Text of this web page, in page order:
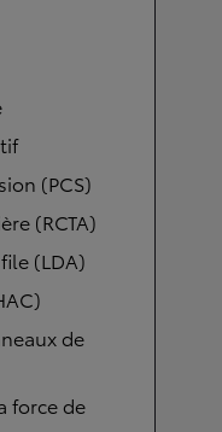
(PCS)
(RCTA)
(LDA)
de
force de